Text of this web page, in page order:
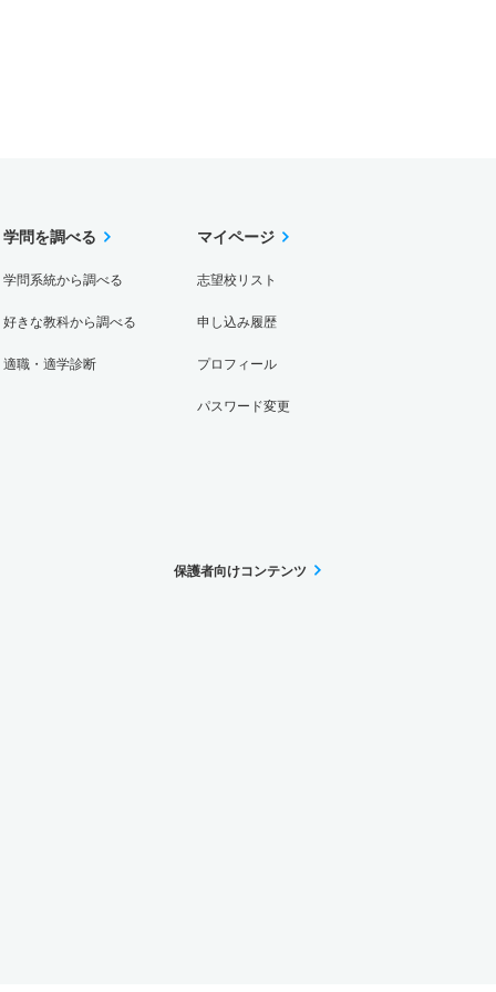
学問を調べる
学問系統から調べる
好きな教科から調べる
適職・適学診断
マイページ
志望校リスト
申し込み履歴
プロフィール
パスワード変更
保護者向けコンテンツ